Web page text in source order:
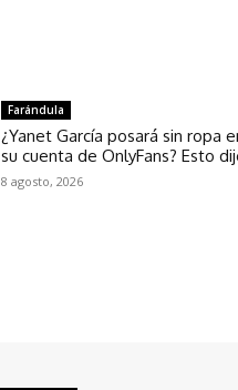
Farándula
¿Yanet García posará sin ropa
su cuenta de OnlyFans? Esto
8 agosto, 2026